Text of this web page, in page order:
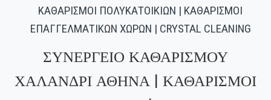
ΚΑΘΑΡΙΣΜΟΙ ΠΟΛΥΚΑΤΟΙΚΙΩΝ | ΚΑΘΑΡΙΣΜΟΙ
ΕΠΑΓΓΕΛΜΑΤΙΚΩΝ ΧΩΡΩΝ | CRYSTAL CLEANING
ΣΥΝΕΡΓΕΙΟ ΚΑΘΑΡΙΣΜΟΥ
ΧΑΛΑΝΔΡΙ ΑΘΗΝΑ | ΚΑΘΑΡΙΣΜΟΙ